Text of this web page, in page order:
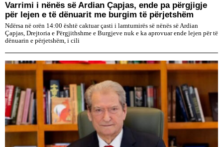
Varrimi i nënës së Ardian Çapjas, ende pa përgjigje
për lejen e të dënuarit me burgim të përjetshëm
Ndërsa në orën 14:00 është caktuar çasti i lamtumirës së nënës së Ardian
Çapjas, Drejtoria e Përgjithshme e Burgjeve nuk e ka aprovuar ende lejen për të
dënuarin e përjetshëm, i cili